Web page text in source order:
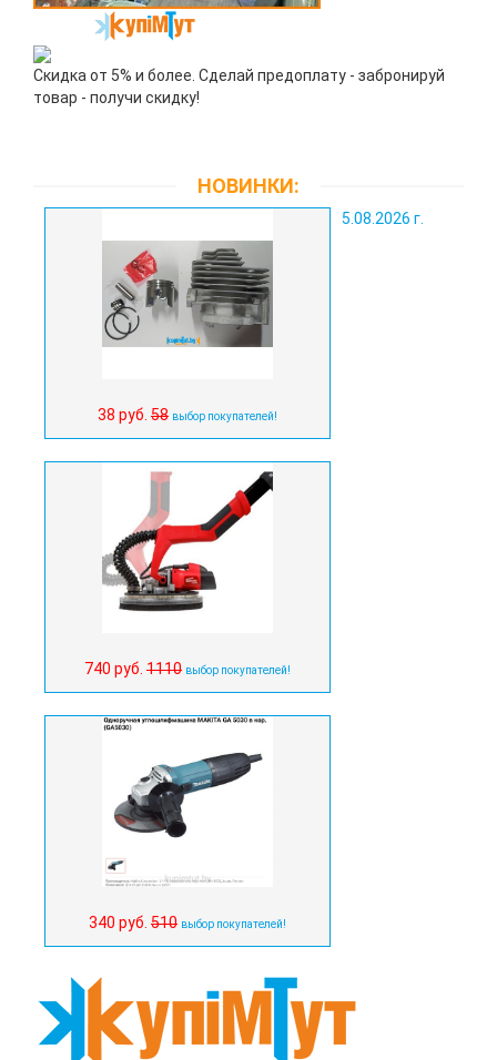
Скидка от 5% и более. Сделай предоплату - забронируй
товар - получи скидку!
НОВИНКИ:
5.08.2026 г.
38 руб. 58 выбор покупателей!
740 руб. 1110 выбор покупателей!
340 руб. 510 выбор покупателей!